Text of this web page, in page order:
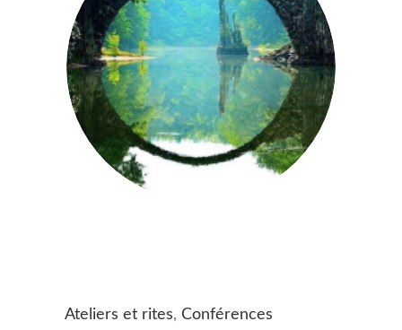
Ateliers et rites, Conférences